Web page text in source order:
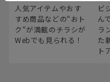
人気アイテムやおす
すめ商品などの“おト
ク“が満載のチラシが
Webでも見られる！
ビ
ん
ラ
た
ト